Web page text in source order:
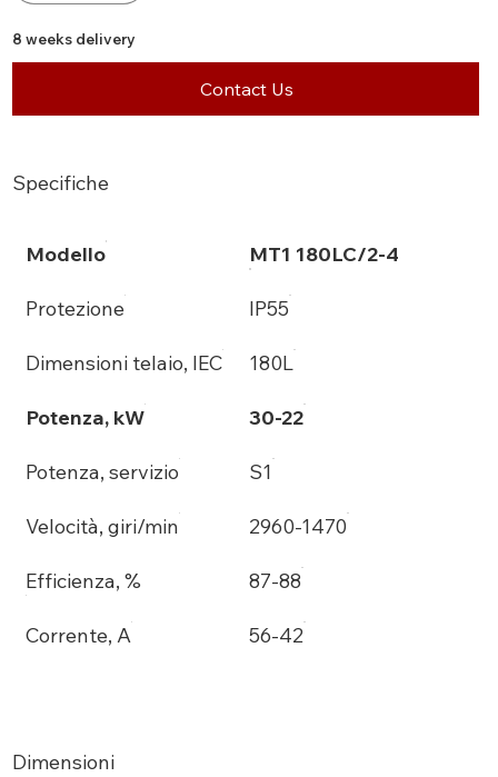
8 weeks delivery
Contact Us
Specifiche
Modello MT1 180LC/2-4
Protezione IP55
Dimensioni telaio, IEC 180L
Potenza, kW 30-22
Potenza, servizio S1
Velocità, giri/min 2960-1470
Efficienza, % 87-88
Corrente, A 56-42
Dimensioni